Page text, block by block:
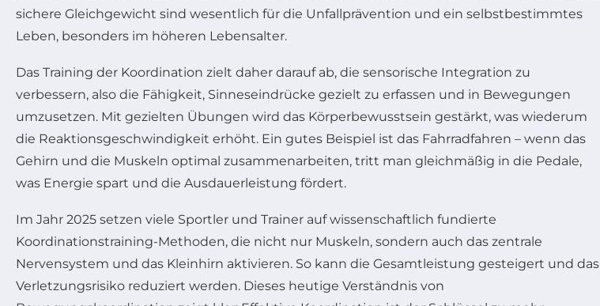
sichere Gleichgewicht sind wesentlich für die Unfallprävention und ein selbstbestimmtes
Leben, besonders im höheren Lebensalter.
Das Training der Koordination zielt daher darauf ab, die sensorische Integration zu
verbessern, also die Fähigkeit, Sinneseindrücke gezielt zu erfassen und in Bewegungen
umzusetzen. Mit gezielten Übungen wird das Körperbewusstsein gestärkt, was wiederum
die Reaktionsgeschwindigkeit erhöht. Ein gutes Beispiel ist das Fahrradfahren – wenn das
Gehirn und die Muskeln optimal zusammenarbeiten, tritt man gleichmäßig in die Pedale,
was Energie spart und die Ausdauerleistung fördert.
Im Jahr 2025 setzen viele Sportler und Trainer auf wissenschaftlich fundierte
Koordinationstraining-Methoden, die nicht nur Muskeln, sondern auch das zentrale
Nervensystem und das Kleinhirn aktivieren. So kann die Gesamtleistung gesteigert und das
Verletzungsrisiko reduziert werden. Dieses heutige Verständnis von